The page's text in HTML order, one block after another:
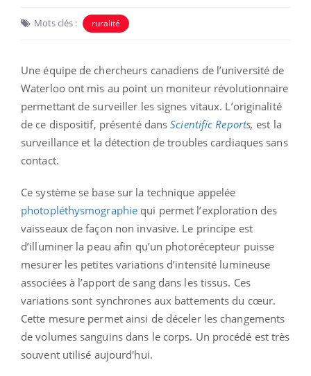
Mots clés : ruralité
Une équipe de chercheurs canadiens de l’université de
Waterloo ont mis au point un moniteur révolutionnaire
permettant de surveiller les signes vitaux. L’originalité
de ce dispositif, présenté dansScientific Reports, est la
surveillance et la détection de troubles cardiaques sans
contact.
Ce système se base sur la technique appelée
photopléthysmographie qui permet l’exploration des
vaisseaux de façon non invasive. Le principe est
d’illuminer la peau afin qu’un photorécepteur puisse
mesurer les petites variations d’intensité lumineuse
associées à l’apport de sang dans les tissus. Ces
variations sont synchrones aux battements du cœur.
Cette mesure permet ainsi de déceler les changements
de volumes sanguins dans le corps. Un procédé est très
souvent utilisé aujourd'hui.